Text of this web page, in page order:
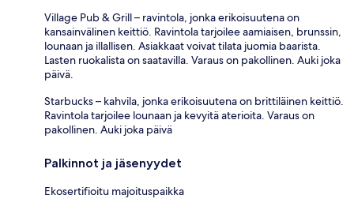
Village Pub & Grill – ravintola, jonka erikoisuutena on
kansainvälinen keittiö. Ravintola tarjoilee aamiaisen, brunssin,
lounaan ja illallisen. Asiakkaat voivat tilata juomia baarista.
Lasten ruokalista on saatavilla. Varaus on pakollinen. Auki joka
päivä.
Starbucks – kahvila, jonka erikoisuutena on brittiläinen keittiö.
Ravintola tarjoilee lounaan ja kevyitä aterioita. Varaus on
pakollinen. Auki joka päivä
Palkinnot ja jäsenyydet
Ekosertifioitu majoituspaikka